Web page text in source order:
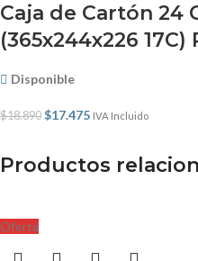
Caja de Cartón 24
(365x244x226 17C)
Disponible
$18.890 $17.475 IVA Incluido
Productos
Oferta